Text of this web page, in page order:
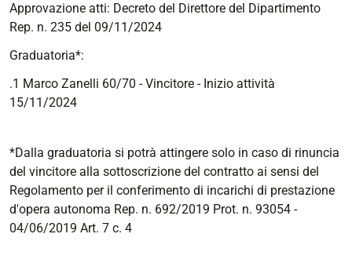
Approvazione atti: Decreto del Direttore del Dipartimento
Rep. n. 235 del 09/11/2024
Graduatoria*:
.1 Marco Zanelli 60/70 - Vincitore - Inizio attività
15/11/2024
*Dalla graduatoria si potrà attingere solo in caso di rinuncia
del vincitore alla sottoscrizione del contratto ai sensi del
Regolamento per il conferimento di incarichi di prestazione
d'opera autonoma Rep. n. 692/2019 Prot. n. 93054 -
04/06/2019 Art. 7 c. 4